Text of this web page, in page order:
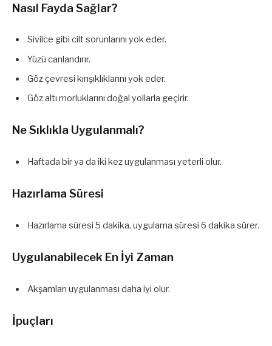
Nasıl Fayda Sağlar?
Sivilce gibi cilt sorunlarını yok eder.
Yüzü canlandırır.
Göz çevresi kırışıklıklarını yok eder.
Göz altı morluklarını doğal yollarla geçirir.
Ne Sıklıkla Uygulanmalı?
Haftada bir ya da iki kez uygulanması yeterli olur.
Hazırlama Süresi
Hazırlama süresi 5 dakika, uygulama süresi 6 dakika sürer.
Uygulanabilecek En İyi Zaman
Akşamları uygulanması daha iyi olur.
İpuçları